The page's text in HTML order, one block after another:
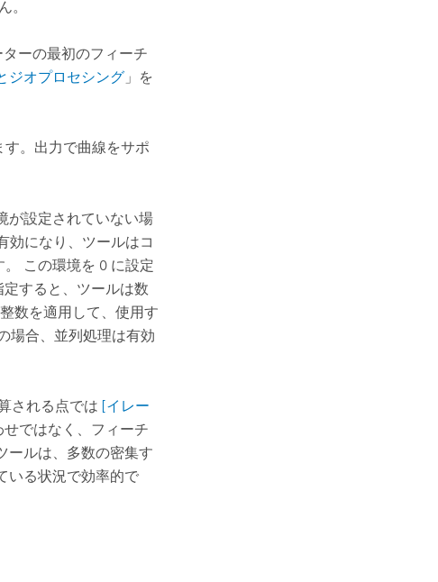
。
ーの最初のフィーチ
ジオプロセシング」を
。出力で曲線をサポ
が設定されていない場
効になり、ツールはコ
この環境を 0 に設定
すると、ツールは数
数を適用して、使用す
場合、並列処理は有効
される点では [イレー
ではなく、フィーチ
ールは、多数の密集す
いる状況で効率的で